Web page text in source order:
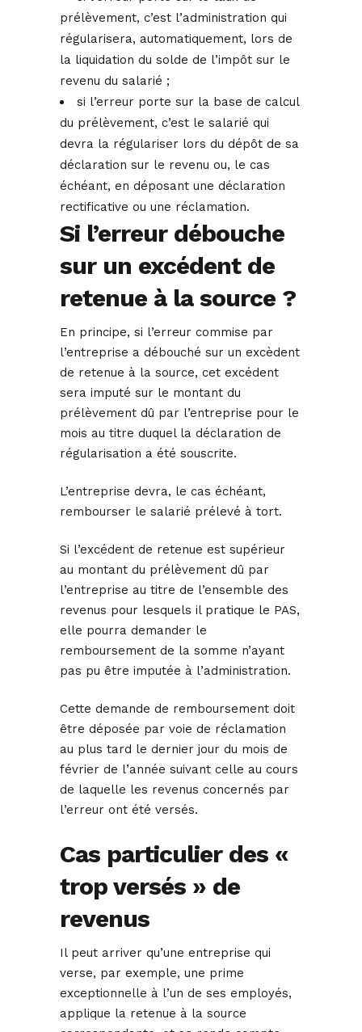
prélèvement, c’est l’administration qui
régularisera, automatiquement, lors de
la liquidation du solde de l’impôt sur le
revenu du salarié ;
si l’erreur porte sur la base de calcul
du prélèvement, c’est le salarié qui
devra la régulariser lors du dépôt de sa
déclaration sur le revenu ou, le cas
échéant, en déposant une déclaration
rectificative ou une réclamation.
Si l’erreur débouche
sur un excédent de
retenue à la source ?
En principe, si l’erreur commise par
l’entreprise a débouché sur un excèdent
de retenue à la source, cet excédent
sera imputé sur le montant du
prélèvement dû par l’entreprise pour le
mois au titre duquel la déclaration de
régularisation a été souscrite.
L’entreprise devra, le cas échéant,
rembourser le salarié prélevé à tort.
Si l’excédent de retenue est supérieur
au montant du prélèvement dû par
l’entreprise au titre de l’ensemble des
revenus pour lesquels il pratique le PAS,
elle pourra demander le
remboursement de la somme n’ayant
pas pu être imputée à l’administration.
Cette demande de remboursement doit
être déposée par voie de réclamation
au plus tard le dernier jour du mois de
février de l’année suivant celle au cours
de laquelle les revenus concernés par
l’erreur ont été versés.
Cas particulier des «
trop versés » de
revenus
Il peut arriver qu’une entreprise qui
verse, par exemple, une prime
exceptionnelle à l’un de ses employés,
applique la retenue à la source